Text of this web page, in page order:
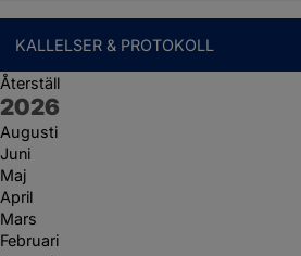
KALLELSER & PROTOKOLL
Återställ
År:
2026
Augusti
Juni
Maj
April
Mars
Februari